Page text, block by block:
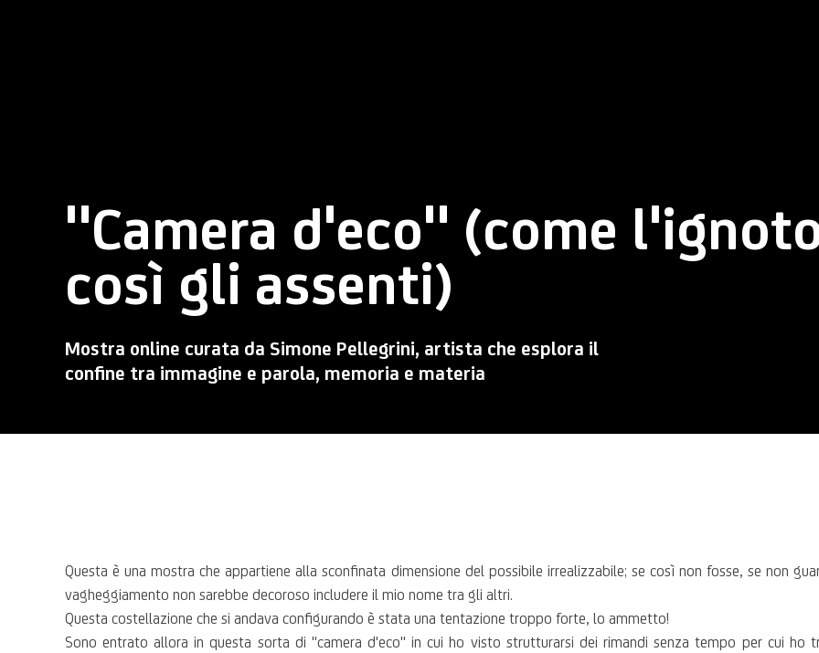
"Camera d'eco" (come
così gli assenti)
Mostra online curata da Simone Pellegrini, artista che esplora il
confine tra immagine e parola, memoria e materia
Questa è una mostra che appartiene alla sconfinata dimensione del possibile irrealizzabile; se così non fosse, se non
vagheggiamento non sarebbe decoroso includere il mio nome tra gli altri.
Questa costellazione che si andava configurando è stata una tentazione troppo forte, lo ammetto!
Sono entrato allora in questa sorta di "camera d'eco" in cui ho visto strutturarsi dei rimandi senza tempo per cui ho